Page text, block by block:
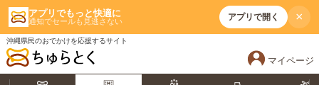
アプリでもっと快適に
通知でセールも見逃さない アプリで開く ×
沖縄県民のおでかけを応援するサイト
マイページ